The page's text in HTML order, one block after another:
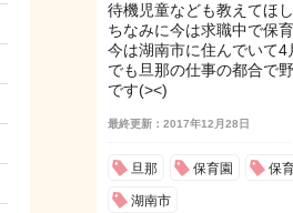
待機児童なども教えてほ
ちなみに今は求職中で保
今は湖南市に住んでいて4
でも旦那の仕事の都合で
です(><)
最終更新：2017年12月28日
旦那 保育園 保
湖南市